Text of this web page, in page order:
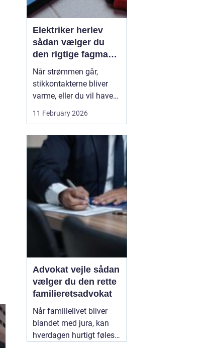
Elektriker herlev
sådan vælger du
den rigtige fagmand
til din el-opgave
Når strømmen går,
stikkontakterne bliver
varme, eller du vil have
ny belysning i hjemmet,
bliver valget af elektriker
Mange søger
efter en
hvordan vurd...
11 February 2026
Advokat vejle sådan
vælger du den rette
familieretsadvokat
Når familielivet bliver
blandet med jura, kan
hverdagen hurtigt føles